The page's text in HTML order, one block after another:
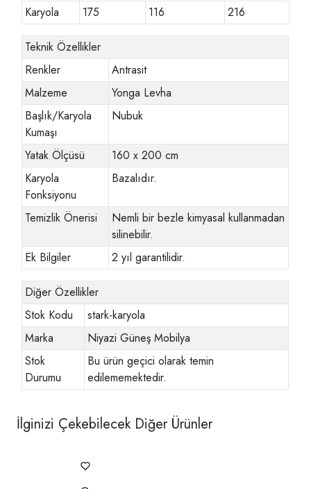
Karyola
175 116 216
Teknik Özellikler
Renkler
Antrasit
Malzeme
Yonga Levha
Başlık/Karyola
Kumaşı
Nubuk
Yatak Ölçüsü
160 x 200 cm
Karyola
Fonksiyonu
Bazalıdır.
Temizlik Önerisi
Nemli bir bezle kimyasal kullanmadan
silinebilir.
Ek Bilgiler
2 yıl garantilidir.
Diğer Özellikler
Stok Kodu
stark-karyola
Marka
Niyazi Güneş Mobilya
Stok
Durumu
Bu ürün geçici olarak temin
edilememektedir.
İlginizi Çekebilecek Diğer Ürünler